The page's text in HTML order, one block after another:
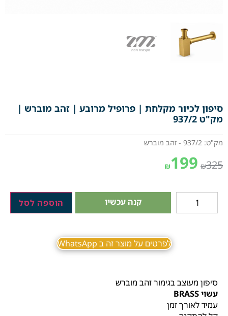
סיפון לכיור מקלחת | פרופיל מרובע | זהב מוברש |
מק"ט 937/2
מק"ט: 937/2 - זהב מוברש
₪325
₪199
קנה עכשיו הוספה לסל
לפרטים על מוצר זה ב WhatsApp
סיפון מעוצב בגימור זהב מוברש
עשוי BRASS
עמיד לאורך זמן